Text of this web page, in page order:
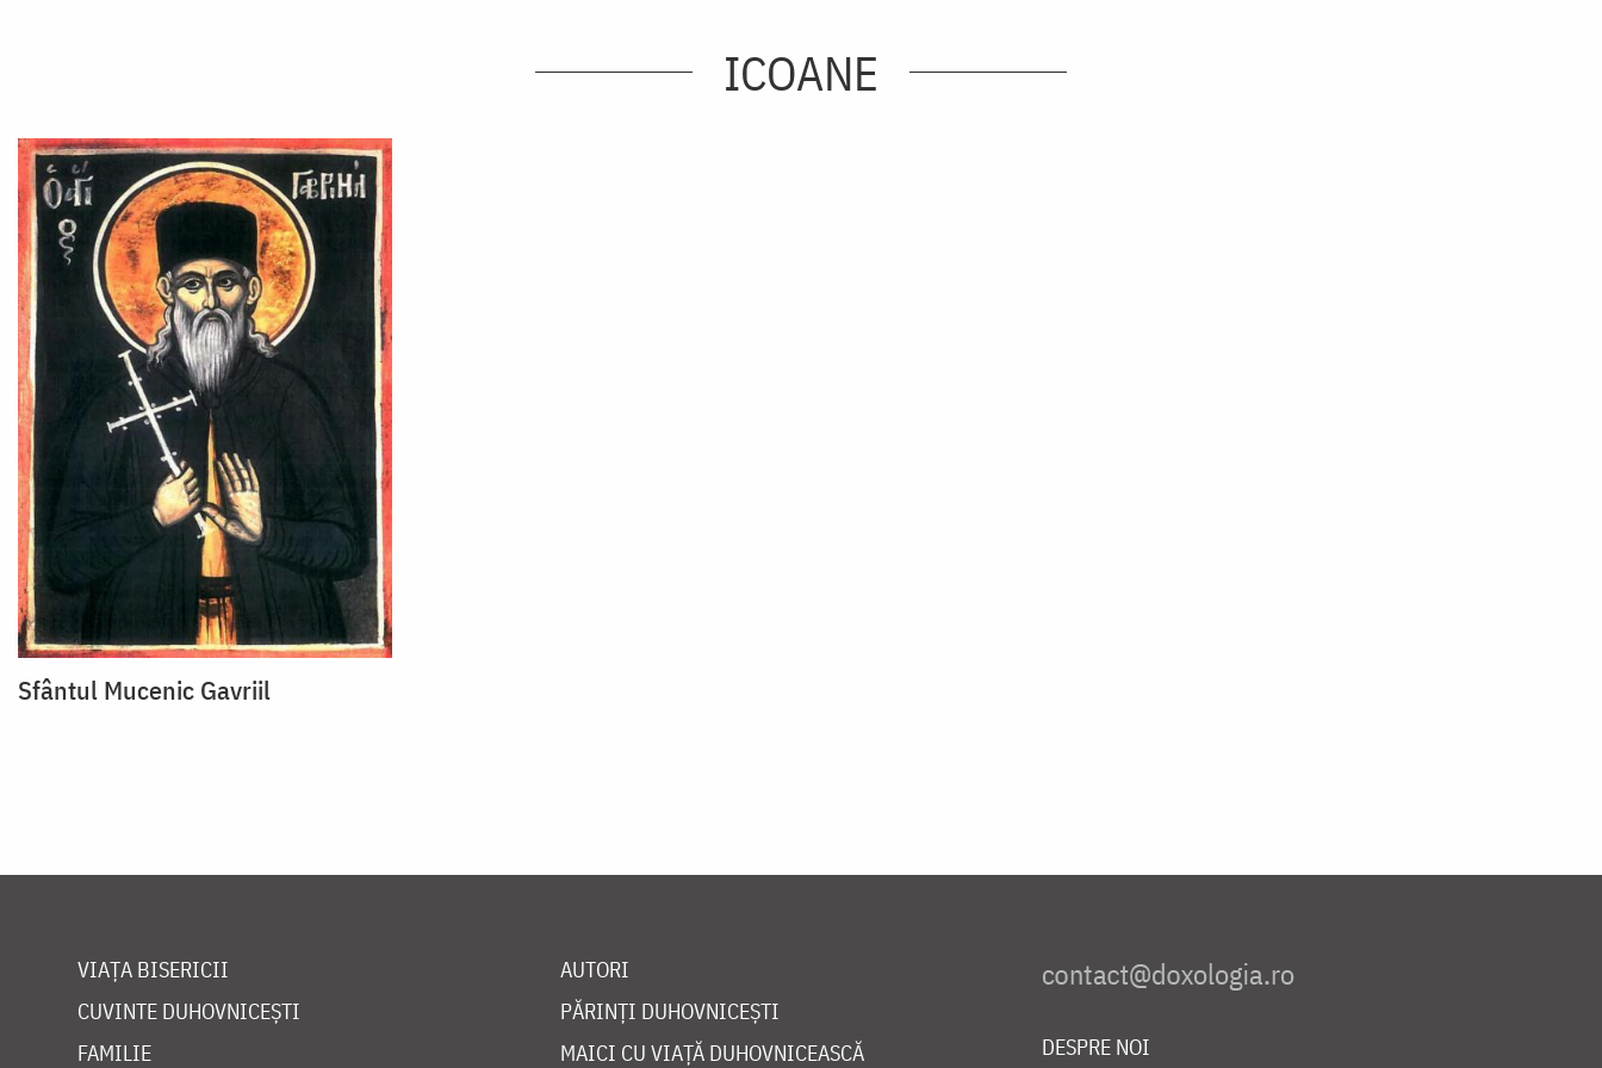
ICOANE
Sfântul Mucenic Gavriil
VIAȚA BISERICII
CUVINTE DUHOVNICEȘTI
FAMILIE
AUTORI
PĂRINȚI DUHOVNICEȘTI
MAICI CU VIAȚĂ DUHOVNICEASCĂ
DESPRE NOI